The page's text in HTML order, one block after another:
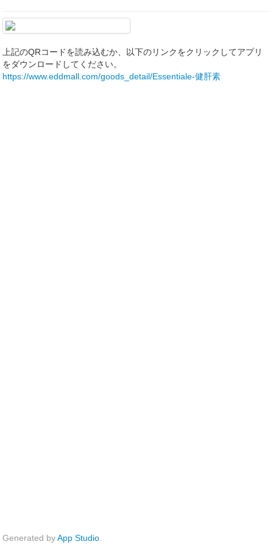
上記のQRコードを読み込むか、以下のリンクをクリックしてアプリ
をダウンロードしてください。
https://www.eddmall.com/goods_detail/Essentiale-健肝素
Generated byApp Studio